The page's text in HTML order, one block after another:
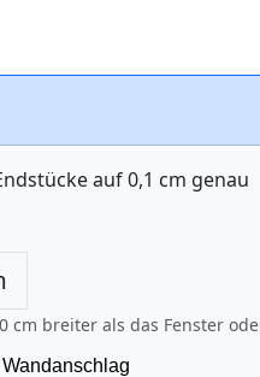
auf 0,1 cm genau
cm breiter als das Fenster